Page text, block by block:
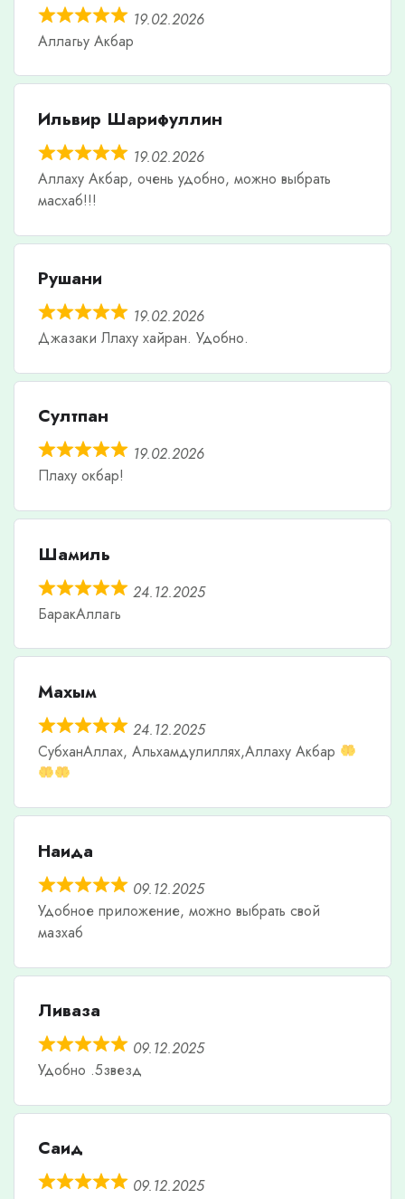
19.02.2026
Аллагьу Акбар
Ильвир Шарифуллин
19.02.2026
Аллаху Акбар, очень удобно, можно выбрать
масхаб!!!
Рушани
19.02.2026
Джазаки Ллаху хайран. Удобно.
Султпан
19.02.2026
Плаху окбар!
Шамиль
24.12.2025
БаракАллагь
Махым
24.12.2025
СубханАллах, Альхамдулиллях,Аллаху Акбар
Наида
09.12.2025
Удобное приложение, можно выбрать свой
мазхаб
Ливаза
09.12.2025
Удобно .5звезд
Саид
09.12.2025